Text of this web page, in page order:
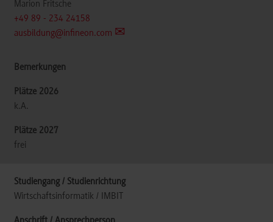
Marion Fritsche
+49 89 - 234 24158
ausbildung@infineon.com
k.A.
frei
Wirtschaftsinformatik / IMBIT